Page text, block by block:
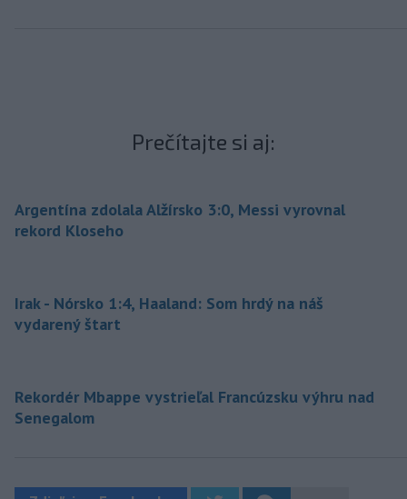
Prečítajte si aj:
Argentína zdolala Alžírsko 3:0, Messi vyrovnal
rekord Kloseho
Irak - Nórsko 1:4, Haaland: Som hrdý na náš
vydarený štart
Rekordér Mbappe vystrieľal Francúzsku výhru nad
Senegalom